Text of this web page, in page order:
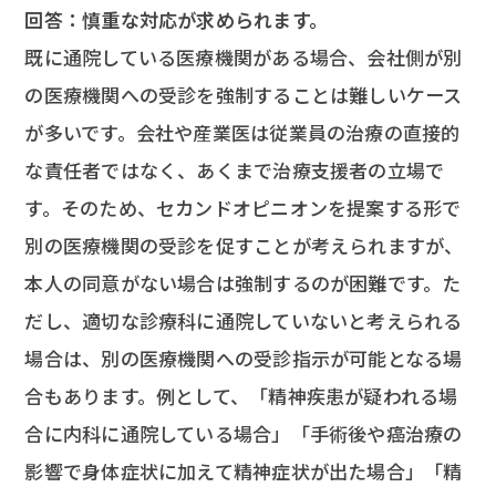
回答：慎重な対応が求められます。
既に通院している医療機関がある場合、会社側が別
の医療機関への受診を強制することは難しいケース
が多いです。会社や産業医は従業員の治療の直接的
な責任者ではなく、あくまで治療支援者の立場で
す。そのため、セカンドオピニオンを提案する形で
別の医療機関の受診を促すことが考えられますが、
本人の同意がない場合は強制するのが困難です。た
だし、適切な診療科に通院していないと考えられる
場合は、別の医療機関への受診指示が可能となる場
合もあります。例として、「精神疾患が疑われる場
合に内科に通院している場合」「手術後や癌治療の
影響で身体症状に加えて精神症状が出た場合」「精